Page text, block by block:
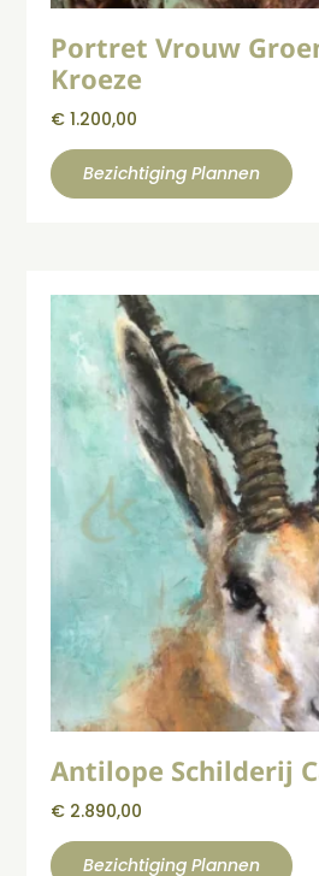
Portret Vrouw
Kroeze
€ 1.200,00
Bezichtiging Plannen
Antilope Schilderij
€ 2.890,00
Bezichtiging Plannen